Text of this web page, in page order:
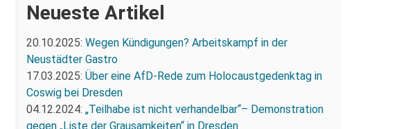
Neueste Artikel
20.10.2025: Wegen Kündigungen? Arbeitskampf in der
Neustädter Gastro
17.03.2025: Über eine AfD-Rede zum Holocaustgedenktag in
Coswig bei Dresden
04.12.2024: „Teilhabe ist nicht verhandelbar“– Demonstration
gegen „Liste der Grausamkeiten“ in Dresden